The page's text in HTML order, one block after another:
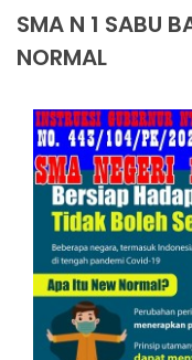
SMA N 1 SABU
NORMAL